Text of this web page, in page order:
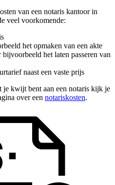
van een notaris kantoor in
veel voorkomende:
het opmaken van een akte
het laten passeren van
naast een vaste prijs
kwijt bent aan een notaris kijk je
over een notariskosten.